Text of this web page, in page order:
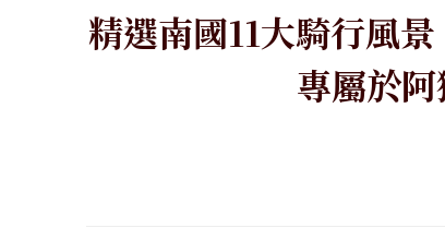
精選南國11大騎行風
專屬於